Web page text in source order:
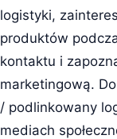
logistyki,
produktów
kontaktu i
marketingową.
/ podlinkowany
mediach